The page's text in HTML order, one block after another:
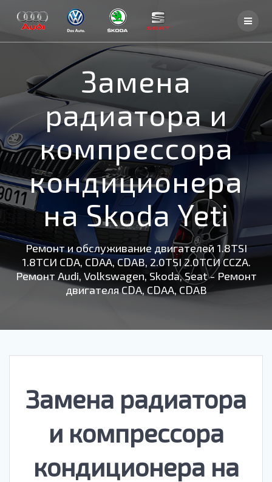
content
Замена
радиатора и
компрессора
кондиционера
на Skoda Yeti
Ремонт и обслуживание двигателей 1.8TSI
1.8ТСИ CDA, CDAA, CDAB, 2.0TSI 2.0ТСИ CCZA.
Ремонт Audi, Volkswagen, Skoda, Seat - Ремонт
двигателя CDA, CDAA, CDAB
Замена радиатора
и компрессора
кондиционера на